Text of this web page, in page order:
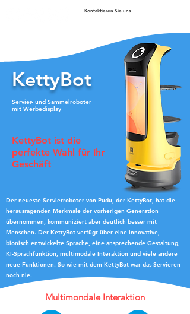
Kontaktieren Sie uns
KettyBot
Servier- und Sammelroboter
mit Werbedisplay
KettyBot ist die
perfekte Wahl für Ihr
Geschäft
Der neueste Servierroboter von Pudu, der KettyBot, hat die
herausragenden Merkmale der vorherigen Generation
übernommen, kommuniziert aber deutlich besser mit
Menschen. Der KettyBot verfügt über eine innovative,
bionisch entwickelte Sprache, eine ansprechende Gestaltung,
KI-Sprachfunktion, multimodale Interaktion und viele andere
neue Funktionen. So wie mit dem KettyBot war das Servieren
noch nie.
Multimondale Interaktion